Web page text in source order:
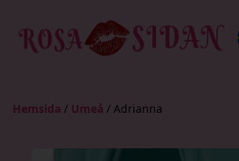
Hemsida / Umeå / Adrianna